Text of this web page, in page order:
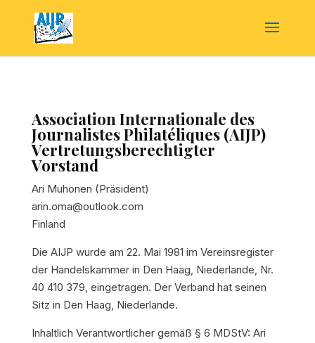
Association Internationale des
Journalistes Philatéliques (AIJP)
Vertretungsberechtigter
Vorstand
Ari Muhonen (Präsident)
arin.oma@outlook.com
Finland
Die AIJP wurde am 22. Mai 1981 im Vereinsregister
der Handelskammer in Den Haag, Niederlande, Nr.
40 410 379, eingetragen. Der Verband hat seinen
Sitz in Den Haag, Niederlande.
Inhaltlich Verantwortlicher gemäß § 6 MDStV: Ari